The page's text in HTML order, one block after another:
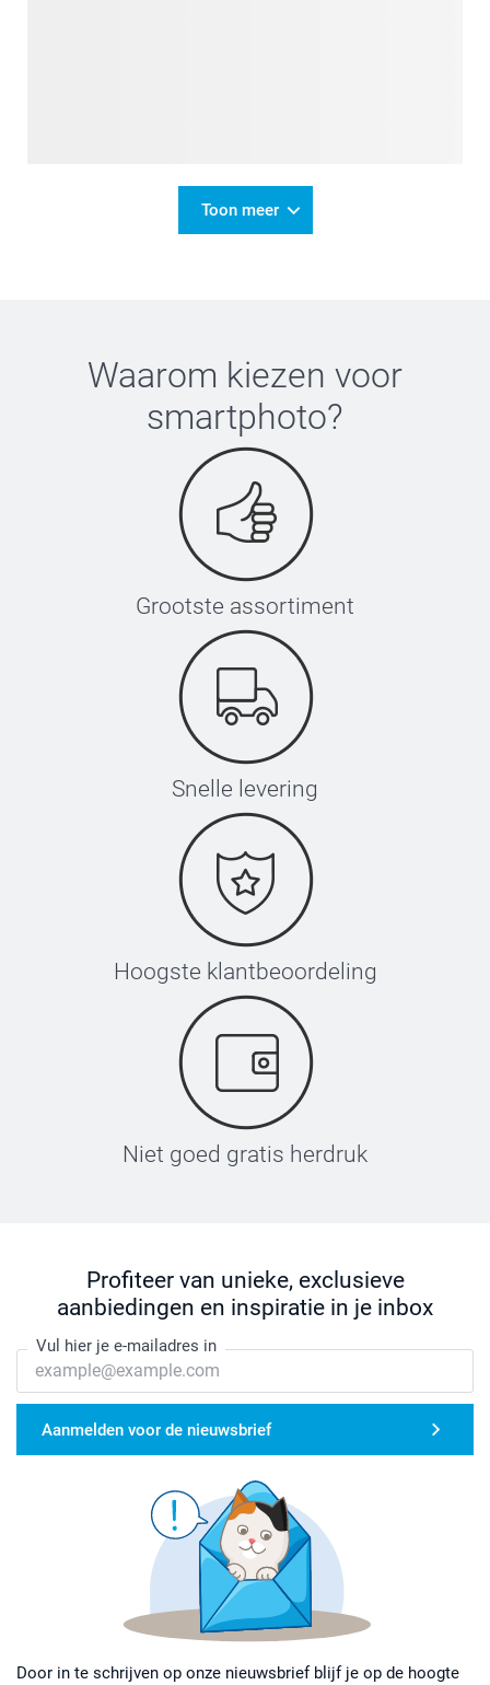
Toon meer
Waarom kiezen voor
smartphoto?
Grootste assortiment
Snelle levering
Hoogste klantbeoordeling
Niet goed gratis herdruk
Profiteer van unieke, exclusieve
aanbiedingen en inspiratie in je inbox
Vul hier je e-mailadres in
Aanmelden voor de nieuwsbrief
Door in te schrijven op onze nieuwsbrief blijf je op de hoogte